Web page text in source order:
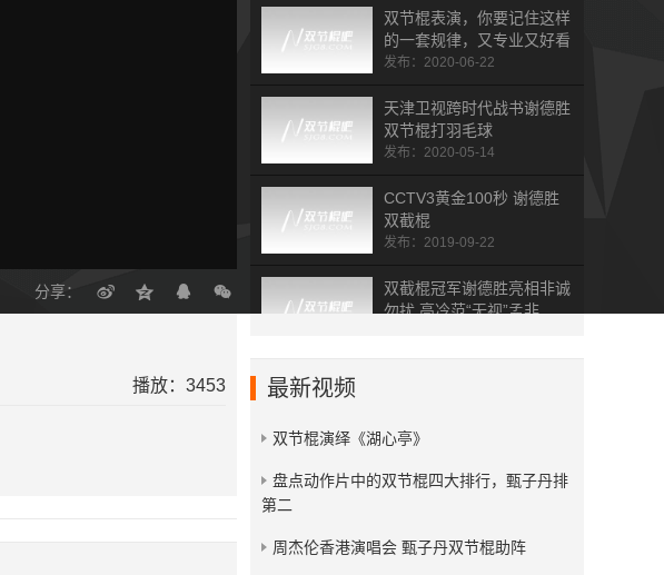
分享：
双节棍表演，你要记住这样
的一套规律，又专业又好看
发布：2020-06-22
天津卫视跨时代战书谢德胜
双节棍打羽毛球
发布：2020-05-14
CCTV3黄金100秒 谢德胜
双截棍
发布：2019-09-22
双截棍冠军谢德胜亮相非诚
勿扰 高冷范“无视”孟非
典礼双节棍表演
南方影视频道《幸运快的》
播放：3453 最新视频
双节棍演绎《湖心亭》
​盘点动作片中的双节棍四大排行，甄子丹排
第二
周杰伦香港演唱会 甄子丹双节棍助阵